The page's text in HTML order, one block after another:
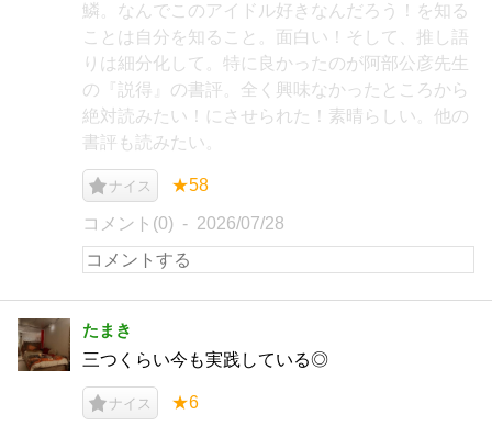
鱗。なんでこのアイドル好きなんだろう！を知る
ことは自分を知ること。面白い！そして、推し語
りは細分化して。特に良かったのが阿部公彦先生
の『説得』の書評。全く興味なかったところから
絶対読みたい！にさせられた！素晴らしい。他の
書評も読みたい。
ナイス ★58
コメント(0) 2026/07/28
たまき
三つくらい今も実践している◎
ナイス ★6